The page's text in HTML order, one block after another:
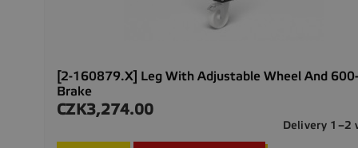
[2-160879.X] Leg With Adjustable Wheel And
Brake
Price
CZK3,274.00
Delivery 1–2